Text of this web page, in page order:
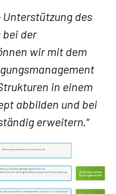
Unterstützung des
bei der
wir mit dem
in einem
abbilden und bei
erweitern.“